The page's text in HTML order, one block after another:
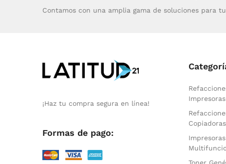
Contamos con una amplia gama de soluciones para
¡Haz tu compra segura en línea!
Formas de pago:
Impresoras
Copiadoras